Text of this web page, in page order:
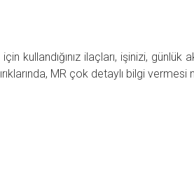
kullandığınız ilaçları, işinizi, günlük
MR çok detaylı bilgi vermesi